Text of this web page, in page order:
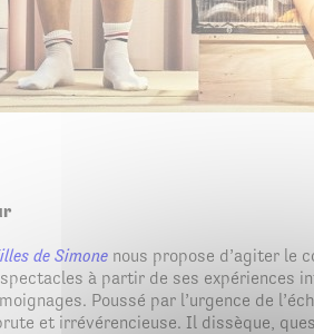
de Simone nous propose d’agiter le
à partir de ses expériences
Poussé par l’urgence de
et irrévérencieuse. Il dissèque,